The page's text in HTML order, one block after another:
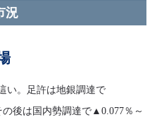
況
い。足許は地銀調達で
後は国内勢調達で▲0.077％～